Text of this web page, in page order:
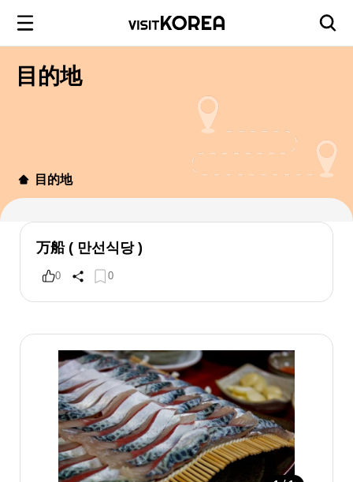
目的地
目的地
万船 ( 만선식당 )
0 0